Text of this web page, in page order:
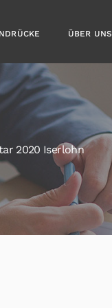
ÜBER UNS
2020 Iserlohn